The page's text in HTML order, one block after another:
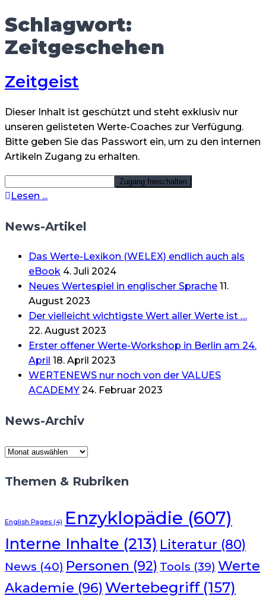
Schlagwort:
Zeitgeschehen
Zeitgeist
Dieser Inhalt ist geschützt und steht exklusiv nur
unseren gelisteten Werte-Coaches zur Verfügung.
Bitte geben Sie das Passwort ein, um zu den internen
Artikeln Zugang zu erhalten.
Lesen ...
News-Artikel
Das Werte-Lexikon (WELEX) endlich auch als
eBook 4. Juli 2024
Neues Wertespiel in englischer Sprache 11.
August 2023
Der vielleicht wichtigste Wert aller Werte ist …
22. August 2023
Erster offener Werte-Workshop in Berlin am 24.
April 18. April 2023
WERTENEWS nur noch von der VALUES
ACADEMY 24. Februar 2023
News-Archiv
News-
Themen & Rubriken
English Pages (4) Enzyklopädie (607)
Interne Inhalte (213) Literatur (80)
News (40) Personen (92) Tools (39) Werte
Akademie (96) Wertebegriff(157)